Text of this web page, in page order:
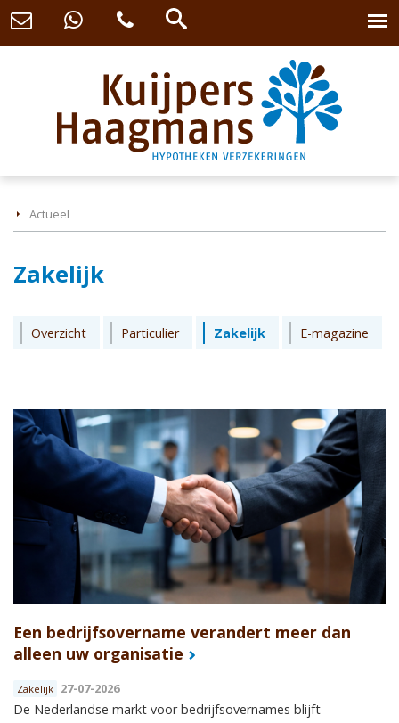
Actueel
Zakelijk
Overzicht Particulier Zakelijk E-magazine
Een bedrijfsovername verandert meer dan
alleen uw organisatie
Zakelijk 27-07-2026
De Nederlandse markt voor bedrijfsovernames blijft